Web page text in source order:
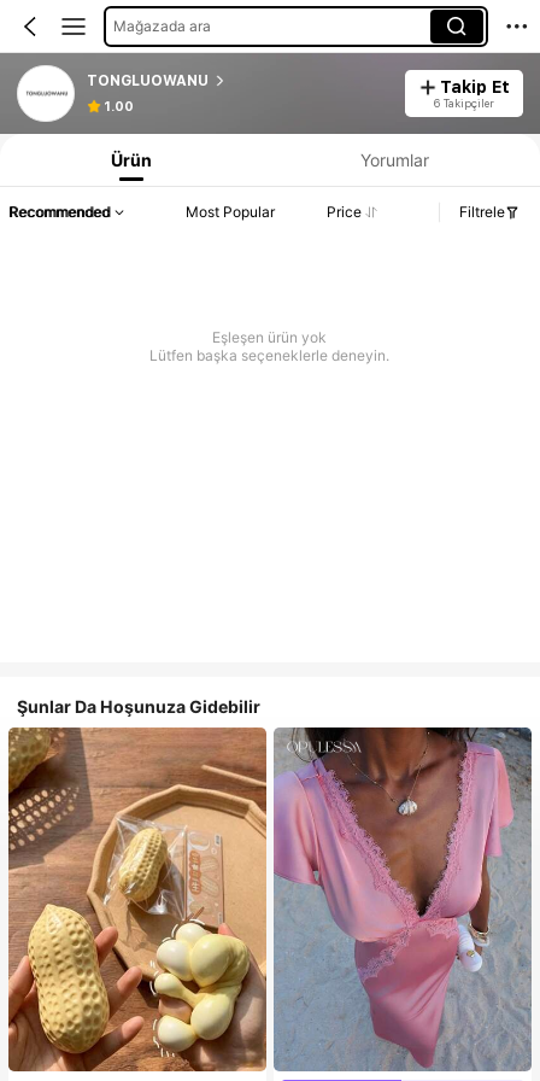
Mağazada ara
TONGLUOWANU
1.00
Takip Et
6 Takipçiler
Ürün Yorumlar
Recommended Most Popular Price Filtrele
Eşleşen ürün yok
Lütfen başka seçeneklerle deneyin.
Şunlar Da Hoşunuza Gidebilir